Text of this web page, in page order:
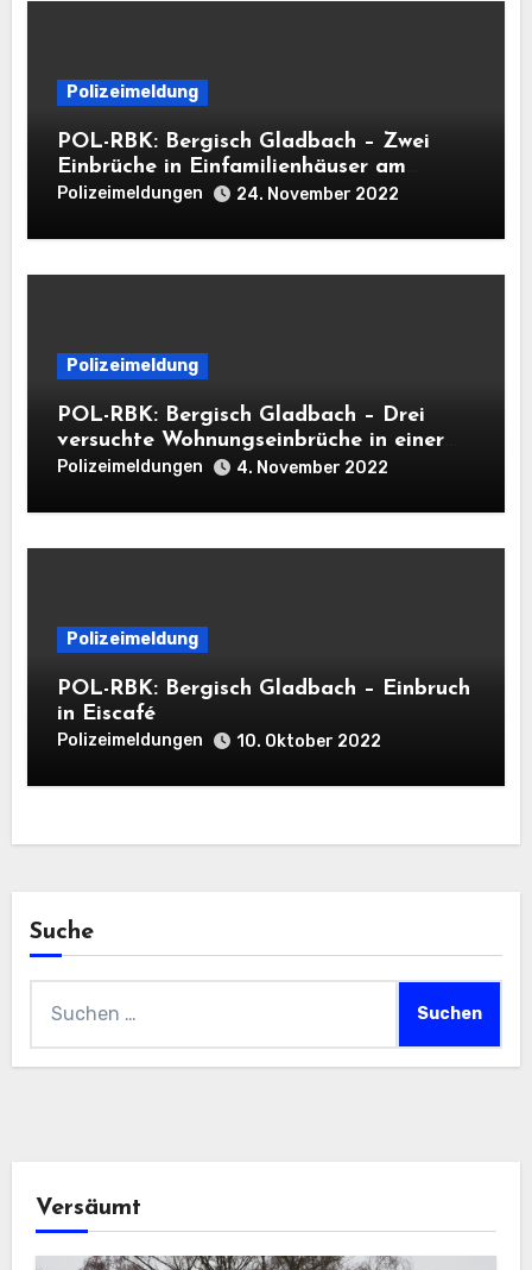
Polizeimeldung
POL-RBK: Bergisch Gladbach – Zwei
Einbrüche in Einfamilienhäuser am
Mittwoch
Polizeimeldungen 24. November 2022
Polizeimeldung
POL-RBK: Bergisch Gladbach – Drei
versuchte Wohnungseinbrüche in einer
Nacht
Polizeimeldungen 4. November 2022
Polizeimeldung
POL-RBK: Bergisch Gladbach – Einbruch
in Eiscafé
Polizeimeldungen 10. Oktober 2022
Suche
nach:
Versäumt